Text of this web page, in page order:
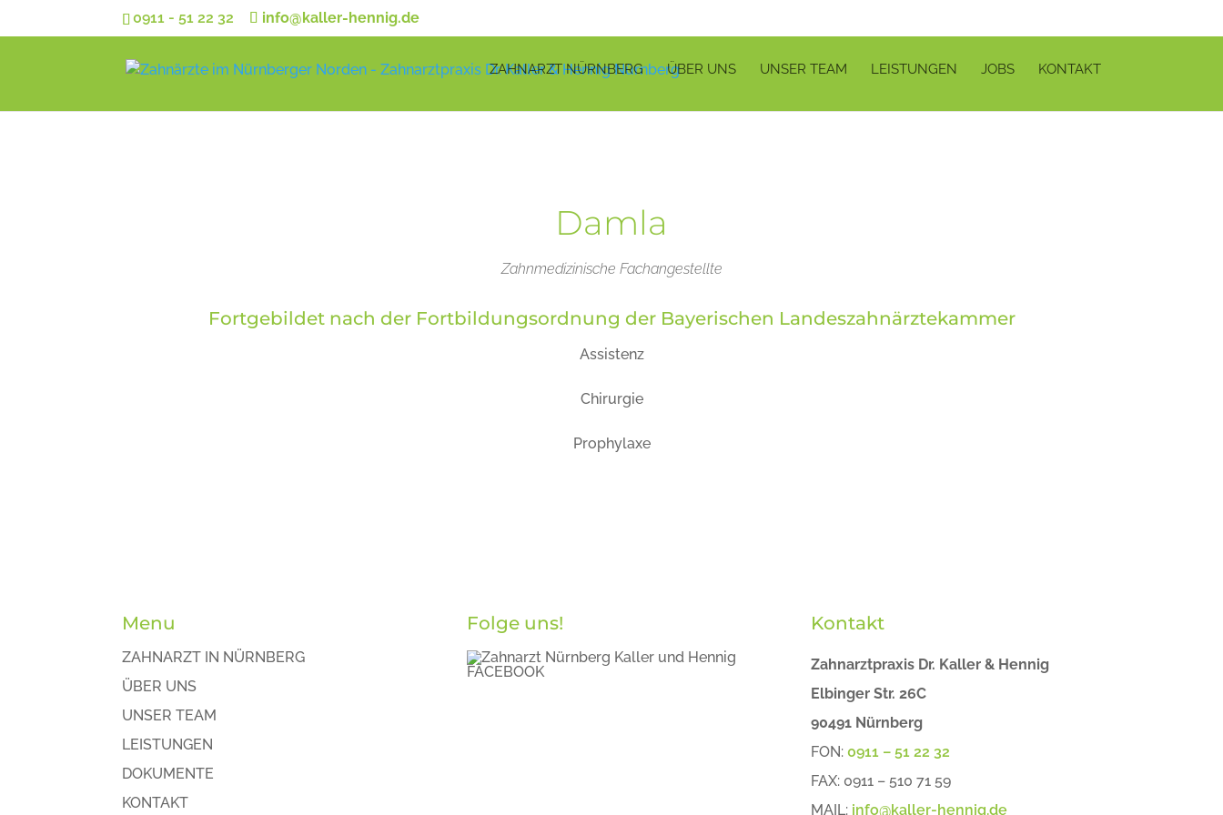
0911 - 51 22 32 info@kaller-hennig.de
ZAHNARZT NÜRNBERG ÜBER UNS UNSER TEAM LEISTUNGEN JOBS KONTAKT
Damla
Zahnmedizinische Fachangestellte
Fortgebildet nach der Fortbildungsordnung der Bayerischen Landeszahnärztekammer
Assistenz
Chirurgie
Prophylaxe
Menu
ZAHNARZT IN NÜRNBERG
ÜBER UNS
UNSER TEAM
LEISTUNGEN
DOKUMENTE
KONTAKT
Folge uns!
FACEBOOK
Kontakt
Zahnarztpraxis Dr. Kaller & Hennig
Elbinger Str. 26C
90491 Nürnberg
FON: 0911 – 51 22 32
FAX: 0911 – 510 71 59
MAIL: info@kaller-hennig.de